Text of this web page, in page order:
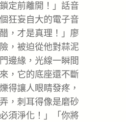
定前離開！」話音
狂妄自大的電子音
，才是真理！」廖
，被迫從他對蒜泥
邊緣，光線一瞬間
，它的底座還不斷
得讓人眼睛發疼，
，刺耳得像是磨砂
須淨化！」「你將